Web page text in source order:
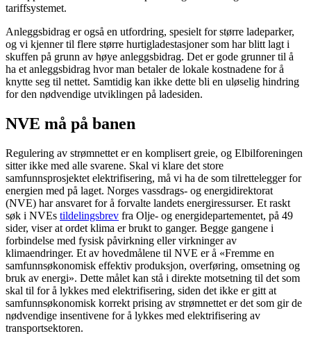
tariffsystemet.
Anleggsbidrag er også en utfordring, spesielt for større ladeparker,
og vi kjenner til flere større hurtigladestasjoner som har blitt lagt i
skuffen på grunn av høye anleggsbidrag. Det er gode grunner til å
ha et anleggsbidrag hvor man betaler de lokale kostnadene for å
knytte seg til nettet. Samtidig kan ikke dette bli en uløselig hindring
for den nødvendige utviklingen på ladesiden.
NVE må på banen
Regulering av strømnettet er en komplisert greie, og Elbilforeningen
sitter ikke med alle svarene. Skal vi klare det store
samfunnsprosjektet elektrifisering, må vi ha de som tilrettelegger for
energien med på laget. Norges vassdrags- og energidirektorat
(NVE) har ansvaret for å forvalte landets energiressurser. Et raskt
søk i NVEs tildelingsbrev fra Olje- og energidepartementet, på 49
sider, viser at ordet klima er brukt to ganger. Begge gangene i
forbindelse med fysisk påvirkning eller virkninger av
klimaendringer. Et av hovedmålene til NVE er å «Fremme en
samfunnsøkonomisk effektiv produksjon, overføring, omsetning og
bruk av energi». Dette målet kan stå i direkte motsetning til det som
skal til for å lykkes med elektrifisering, siden det ikke er gitt at
samfunnsøkonomisk korrekt prising av strømnettet er det som gir de
nødvendige insentivene for å lykkes med elektrifisering av
transportsektoren.